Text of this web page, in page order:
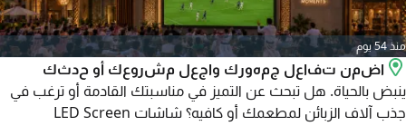
منذ 54 يوم
اضمن تفاعل جمهورك واجعل مشروعك أو حدثك
ينبض بالحياة. هل تبحث عن التميز في مناسبتك القادمة أو ترغب في
جذب آلاف الزبائن لمطعمك أو كافيه؟ شاشات LED Screen